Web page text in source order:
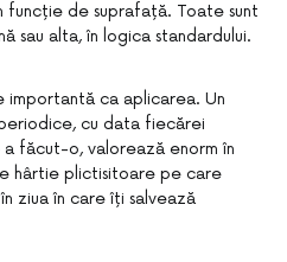
de suprafață. Toate sunt
sau alta, în logica standardului.
ca aplicarea. Un
cu data fiecărei
făcut-o, valorează enorm în
hârtie plictisitoare pe care
ziua în care îți salvează